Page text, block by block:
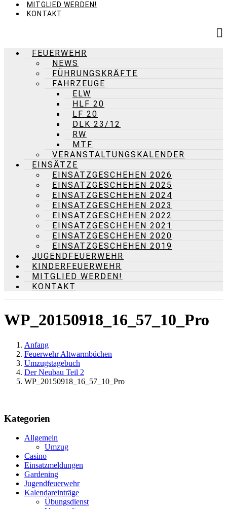
MITGLIED WERDEN!
KONTAKT
FEUERWEHR
NEWS
FÜHRUNGSKRÄFTE
FAHRZEUGE
ELW
HLF 20
LF 20
DLK 23/12
RW
MTF
VERANSTALTUNGSKALENDER
EINSÄTZE
EINSATZGESCHEHEN 2026
EINSATZGESCHEHEN 2025
EINSATZGESCHEHEN 2024
EINSATZGESCHEHEN 2023
EINSATZGESCHEHEN 2022
EINSATZGESCHEHEN 2021
EINSATZGESCHEHEN 2020
EINSATZGESCHEHEN 2019
JUGENDFEUERWEHR
KINDERFEUERWEHR
MITGLIED WERDEN!
KONTAKT
WP_20150918_16_57_10_Pro
Anfang
Feuerwehr Altwarmbüchen
Umzugstagebuch
Der Neubau Teil 2
WP_20150918_16_57_10_Pro
Kategorien
Allgemein
Umzug
Casino
Einsatzmeldungen
Gardening
Jugendfeuerwehr
Kalendareinträge
Übungsdienst